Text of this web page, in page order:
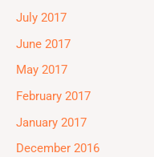
July 2017
June 2017
May 2017
February 2017
January 2017
December 2016